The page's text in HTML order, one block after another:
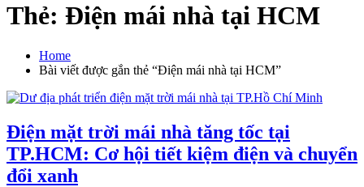
Thẻ: Điện mái nhà tại HCM
Home
Bài viết được gắn thẻ “Điện mái nhà tại HCM”
Điện mặt trời mái nhà tăng tốc tại
TP.HCM: Cơ hội tiết kiệm điện và chuyển
đổi xanh